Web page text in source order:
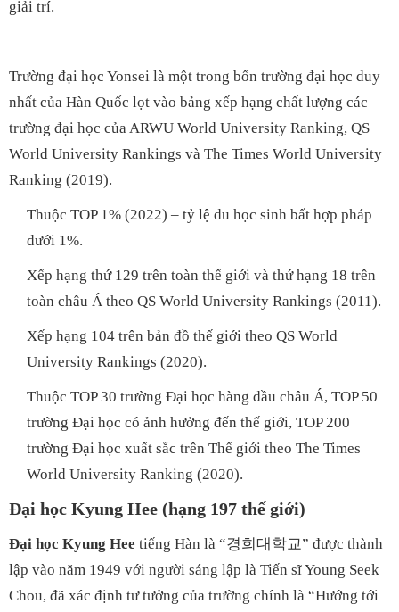
giải trí.
Trường đại học Yonsei là một trong bốn trường đại học duy
nhất của Hàn Quốc lọt vào bảng xếp hạng chất lượng các
trường đại học của ARWU World University Ranking, QS
World University Rankings và The Times World University
Ranking (2019).
Thuộc TOP 1% (2022) – tỷ lệ du học sinh bất hợp pháp
dưới 1%.
Xếp hạng thứ 129 trên toàn thế giới và thứ hạng 18 trên
toàn châu Á theo QS World University Rankings (2011).
Xếp hạng 104 trên bản đồ thế giới theo QS World
University Rankings (2020).
Thuộc TOP 30 trường Đại học hàng đầu châu Á, TOP 50
trường Đại học có ảnh hưởng đến thế giới, TOP 200
trường Đại học xuất sắc trên Thế giới theo The Times
World University Ranking (2020).
Đại học Kyung Hee (hạng 197 thế giới)
Đại học Kyung Hee tiếng Hàn là “경희대학교” được thành
lập vào năm 1949 với người sáng lập là Tiến sĩ Young Seek
Chou, đã xác định tư tưởng của trường chính là “Hướng tới